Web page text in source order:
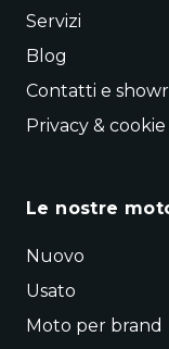
Servizi
Blog
Contatti e
Privacy &
Le nostre
Nuovo
Usato
Moto per brand